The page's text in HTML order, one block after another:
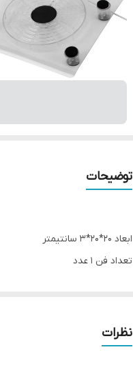
توضیحات
ابعاد 20*20*3 سانتیمتر
تعداد فن 1 عدد
مجهز به چهار پایه برای نگهداری
طراحی بی صدا
نظرات